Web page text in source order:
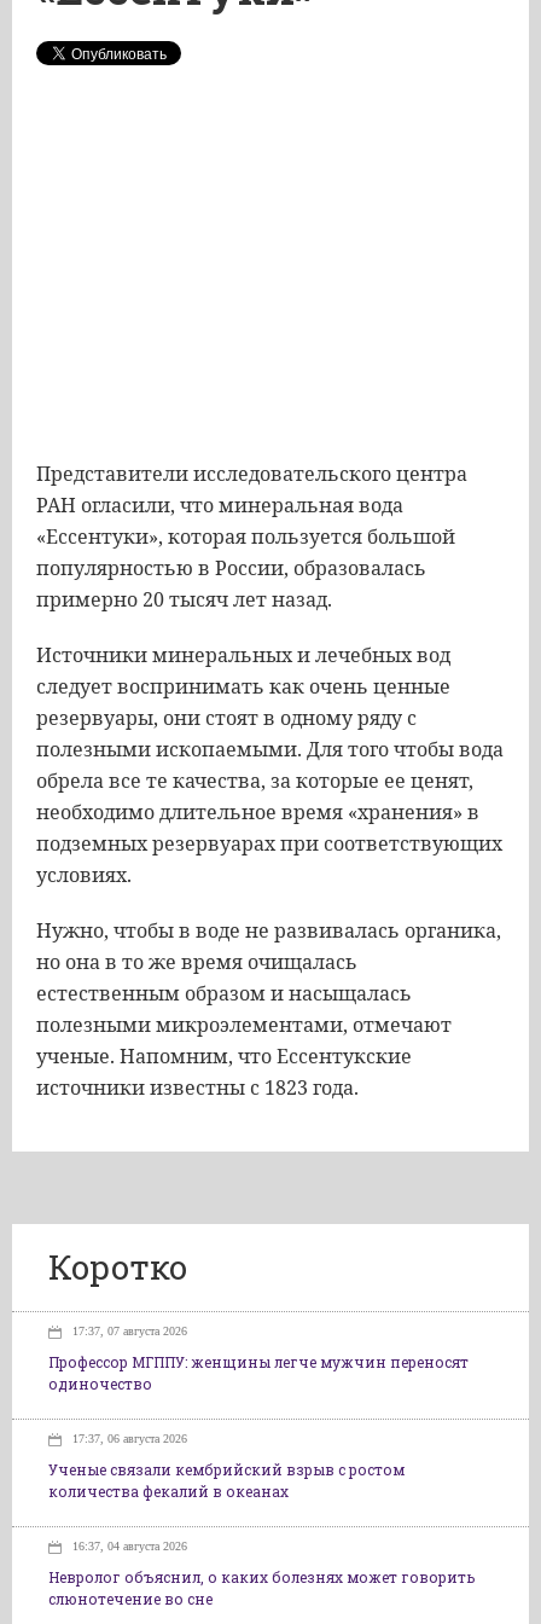
Представители исследовательского центра
РАН огласили, что минеральная вода
«Ессентуки», которая пользуется большой
популярностью в России, образовалась
примерно 20 тысяч лет назад.
Источники минеральных и лечебных вод
следует воспринимать как очень ценные
резервуары, они стоят в одному ряду с
полезными ископаемыми. Для того чтобы вода
обрела все те качества, за которые ее ценят,
необходимо длительное время «хранения» в
подземных резервуарах при соответствующих
условиях.
Нужно, чтобы в воде не развивалась органика,
но она в то же время очищалась
естественным образом и насыщалась
полезными микроэлементами, отмечают
ученые. Напомним, что Ессентукские
источники известны с 1823 года.
Коротко
17:37, 07 августа 2026
Профессор МГППУ: женщины легче мужчин переносят
одиночество
17:37, 06 августа 2026
Ученые связали кембрийский взрыв с ростом
количества фекалий в океанах
16:37, 04 августа 2026
Невролог объяснил, о каких болезнях может говорить
слюнотечение во сне